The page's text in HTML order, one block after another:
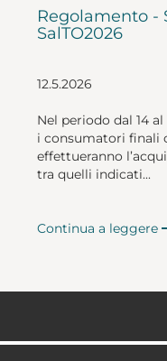
Regolamento -
SalTO2026
12.5.2026
Nel periodo dal 14
i consumatori finali
effettueranno
tra quelli indicati...
Continua a leggere